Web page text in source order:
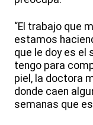
“El trabajo que
estamos
que le doy es el
tengo para
piel, la doctora
donde caen
semanas que